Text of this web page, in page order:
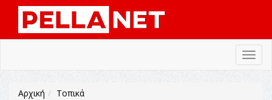
Αρχική Τοπικά